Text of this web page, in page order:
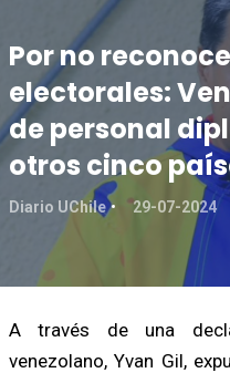
Por no
electorales:
de personal
otros cinco
Diario UChile 29-07-2024
A través de una
venezolano, Yvan Gil,